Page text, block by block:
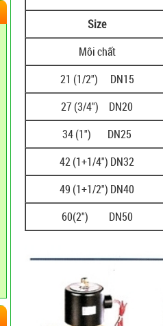
Size
Môi chất
21 (1/2") DN15
27 (3/4") DN20
34 (1") DN25
42 (1+1/4") DN32
49 (1+1/2") DN40
60(2") DN50